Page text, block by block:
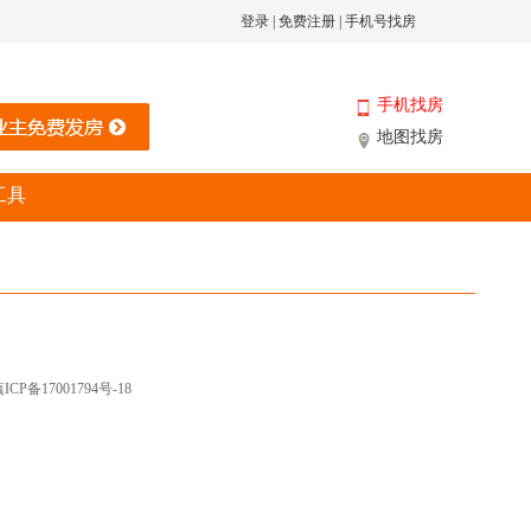
登录 免费注册 手机号找房
手机找房
地图找房
具
ICP备17001794号-18